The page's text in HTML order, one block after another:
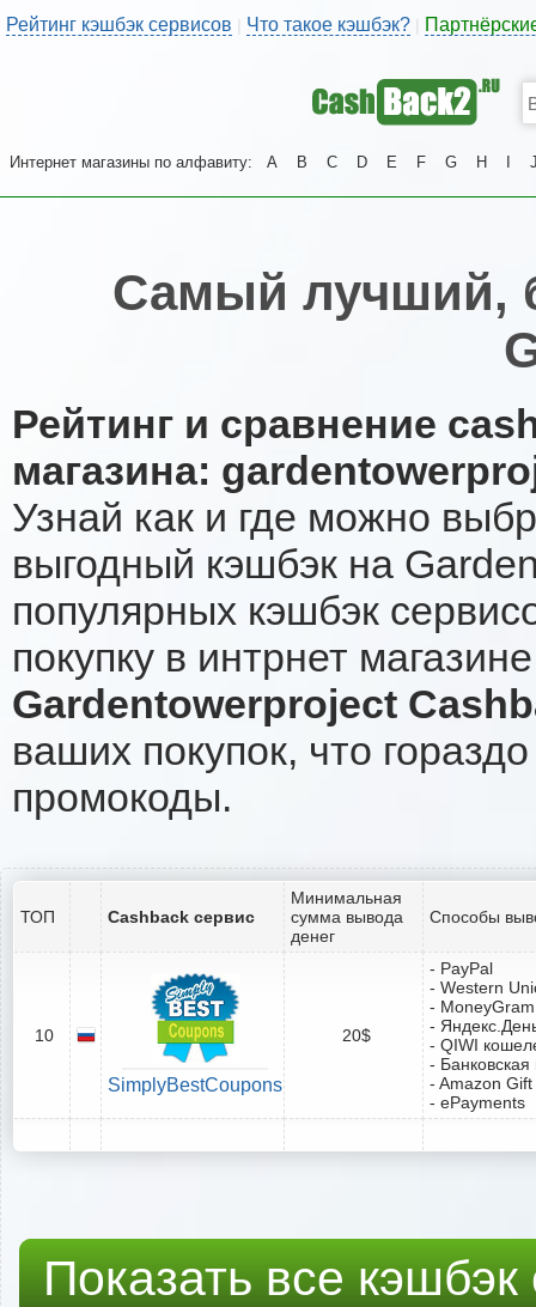
Рейтинг кэшбэк сервисов | Что такое кэшбэк?
Интернет магазины по алфавиту: A B C D E F G H
Самый лучший,
Рейтинг и сравнение
магазина:
Узнай как и где можно
выгодный кэшбэк на
популярных кэшбэк
покупку в интрнет
Gardentowerproject
ваших покупок, что
промокоды.
ТОП Cashback сервис
Минимальная
сумма вывода
денег
Способы
10
SimplyBestCoupons
20$
- PayPal
- Western
- MoneyGram
-
- QIWI
-
- Amazon
- ePayments
Показать все